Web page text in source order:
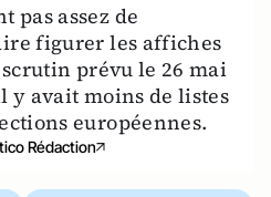
pas assez de
figurer les affiches
prévu le 26 mai
y avait moins de listes
européennes.
Rédaction